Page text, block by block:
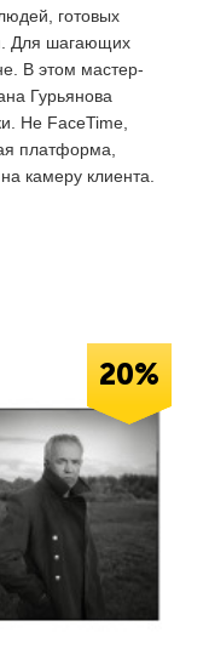
готовых
Для шагающих
В этом мастер-
Гурьянова
Не FaceTime,
платформа,
камеру клиента.
20%